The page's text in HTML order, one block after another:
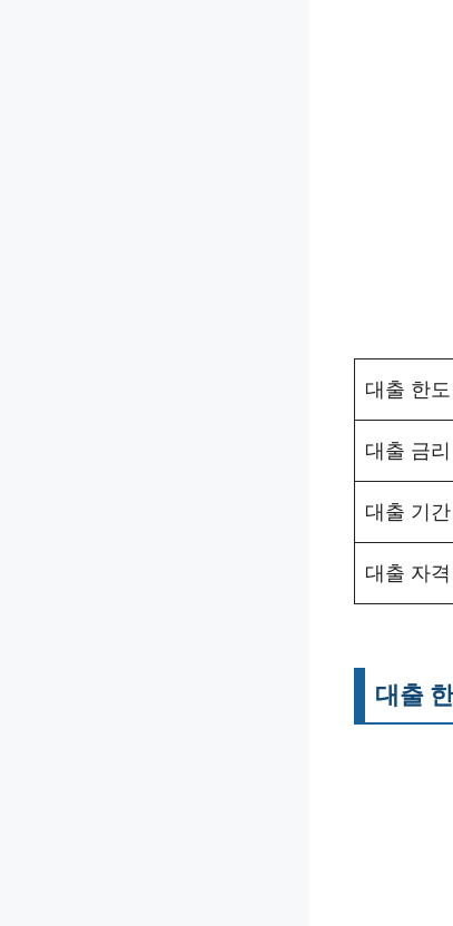
대출 한도
대출 금리
대출 기간
대출 자격
대출